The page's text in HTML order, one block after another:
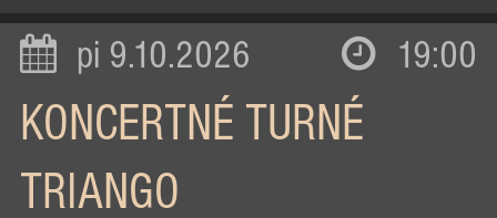
pi 9.10.2026 19:00
KONCERTNÉ TURNÉ
TRIANGO